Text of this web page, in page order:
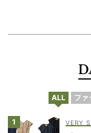
ALL ファ
VERY